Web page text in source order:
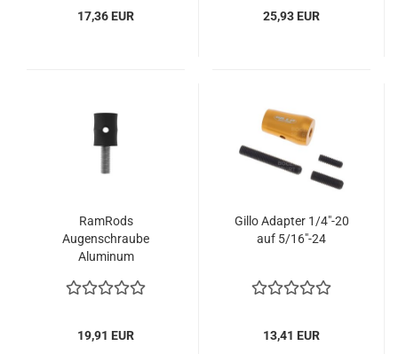
17,36 EUR 25,93 EUR
RamRods
Augenschraube
Aluminum
19,91 EUR
Gillo Adapter 1/4"-20
auf 5/16"-24
13,41 EUR